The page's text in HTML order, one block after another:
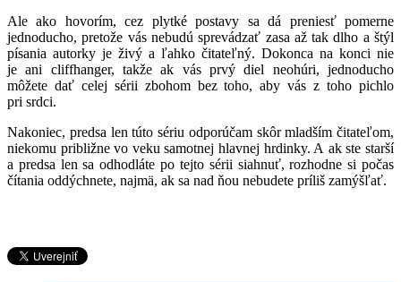
Ale ako hovorím, cez plytké postavy sa dá preniesť pomerne
jednoducho, pretože vás nebudú sprevádzať zasa až tak dlho a štýl
písania autorky je živý a ľahko čitateľný. Dokonca na konci nie
je ani cliffhanger, takže ak vás prvý diel neohúri, jednoducho
môžete dať celej sérii zbohom bez toho, aby vás z toho pichlo
pri srdci.
Nakoniec, predsa len túto sériu odporúčam skôr mladším čitateľom,
niekomu približne vo veku samotnej hlavnej hrdinky. A ak ste starší
a predsa len sa odhodláte po tejto sérii siahnuť, rozhodne si počas
čítania oddýchnete, najmä, ak sa nad ňou nebudete príliš zamýšľať.